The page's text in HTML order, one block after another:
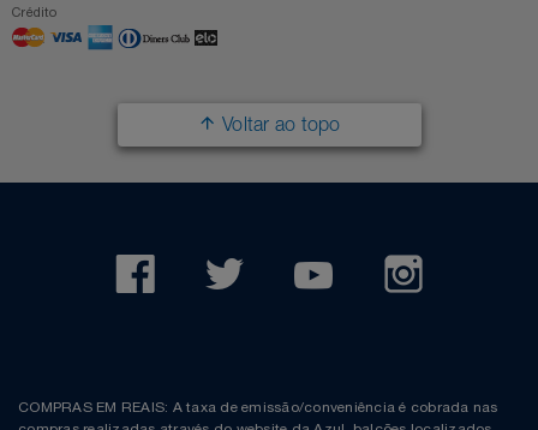
Crédito
Voltar ao topo
COMPRAS EM REAIS: A taxa de emissão/conveniência é cobrada nas